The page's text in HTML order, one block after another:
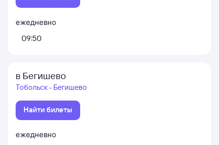
ежедневно
09:50
в Бегишево
Тобольск - Бегишево
Найти билеты
ежедневно